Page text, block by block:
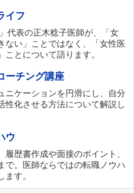
イフ
」代表の正木稔子医師が、「女
ない」ことではなく、「女性医
ことについて語ります。
ーチング講座
ニケーションを円滑にし、自分
性化させる方法について解説し
ウ
履歴書作成や面接のポイント、
で。医師ならではの転職ノウハ
ます。